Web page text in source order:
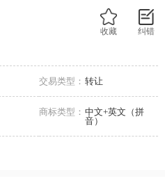
纠错
收藏
交易类型： 转让
商标类型： 中文+英文（拼
音）